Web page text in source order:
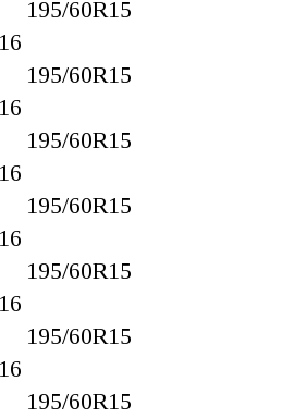
195/60R15
195/60R15
195/60R15
195/60R15
195/60R15
195/60R15
195/60R15